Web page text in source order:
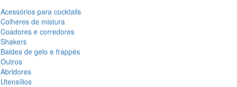
Acessórios para cocktails
Colheres de mistura
Coadores e corredores
Shakers
Baldes de gelo e frappés
Outros
Abridores
Utensílios